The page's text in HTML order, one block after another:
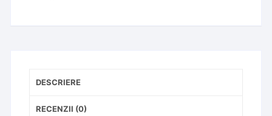
DESCRIERE
RECENZII (0)